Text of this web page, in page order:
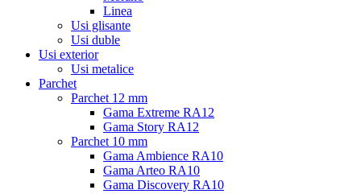
Linea
Usi glisante
Usi duble
Usi exterior
Usi metalice
Parchet
Parchet 12 mm
Gama Extreme RA12
Gama Story RA12
Parchet 10 mm
Gama Ambience RA10
Gama Arteo RA10
Gama Discovery RA10